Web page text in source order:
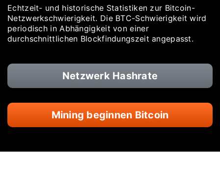
Echtzeit- und historische Statistiken zur Bitcoin-
Netzwerkschwierigkeit. Die BTC-Schwierigkeit wird
periodisch in Abhängigkeit von einer
durchschnittlichen Blockfindungszeit angepasst.
Netzwerk Hashrate
Mining beginnen Bitcoin